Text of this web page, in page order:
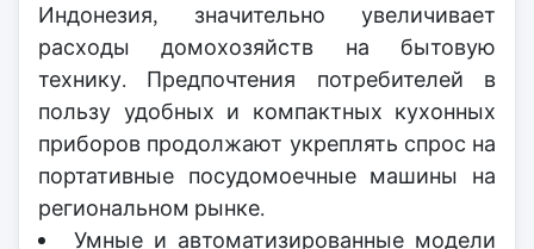
Индонезия, значительно увеличивает
расходы домохозяйств на бытовую
технику. Предпочтения потребителей в
пользу удобных и компактных кухонных
приборов продолжают укреплять спрос на
портативные посудомоечные машины на
региональном рынке.
Умные и автоматизированные модели